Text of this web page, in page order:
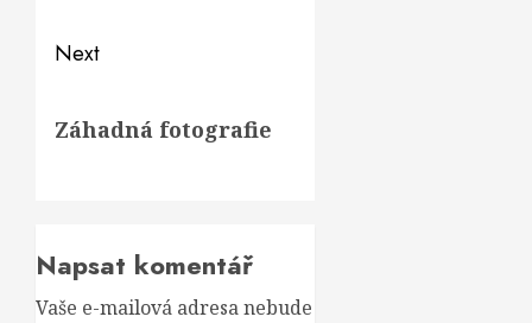
Next
post:
Záhadná fotografie
Napsat komentář
Vaše e-mailová adresa nebude